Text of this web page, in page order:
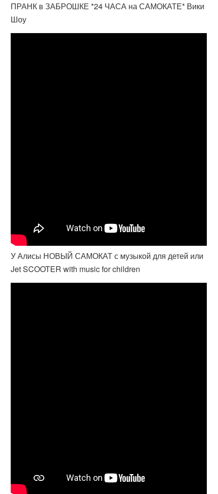
ПРАНК в ЗАБРОШКЕ *24 ЧАСА на САМОКАТЕ* Вики
Шоу
У Алисы НОВЫЙ САМОКАТ с музыкой для детей или
Jet SCOOTER with music for children